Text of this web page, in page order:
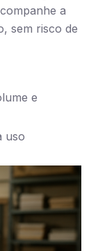
a
sem risco de
e
uso